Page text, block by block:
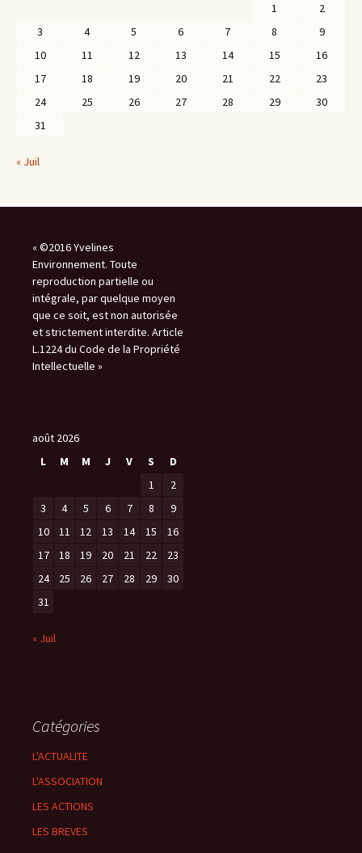
1
2
3
4 5 6 7 8
9
10
11 12 13 14 15
16
17
18 19 20 21 22
23
24
25 26 27 28 29
30
31
« Juil
« ©2016 Yvelines
Environnement. Toute
reproduction partielle ou
intégrale, par quelque moyen
que ce soit, est non autorisée
et strictement interdite. Article
L.1224 du Code de la Propriété
Intellectuelle »
août 2026
L
M M J V S
D
1
2
3
4 5 6 7 8
9
10
11 12 13 14 15
16
17
18 19 20 21 22
23
24
25 26 27 28 29
30
31
« Juil
Catégories
L'ACTUALITE
L'ASSOCIATION
LES ACTIONS
LES BREVES